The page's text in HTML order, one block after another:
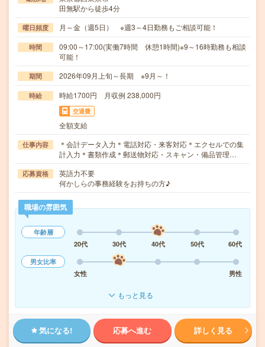
田無駅から徒歩4分
曜日頻度 月～金（週5日） ※週3～4日勤務もご相談可能！
時間
09:00～17:00(実働7時間 休憩1時間)※9～16時勤務も相談
可能！
期間 2026年09月上旬～長期 ※9月～！
時給 時給1700円 月収例 238,000円
交通費
全額支給
仕事内容
＊会計データ入力＊電話対応・来客対応＊エクセルでの集
計入力＊書類作成＊郵送物対応・スキャン・備品管理…
応募資格
英語力不要
何かしらの事務経験をお持ちの方♪
職場の雰囲気
年齢層
20代
30代 40代 50代
60代
男女比率
女性
男性
もっと見る
気になる! 応募へ進む 詳しく見る